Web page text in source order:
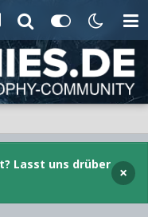
Lasst uns drüber
×